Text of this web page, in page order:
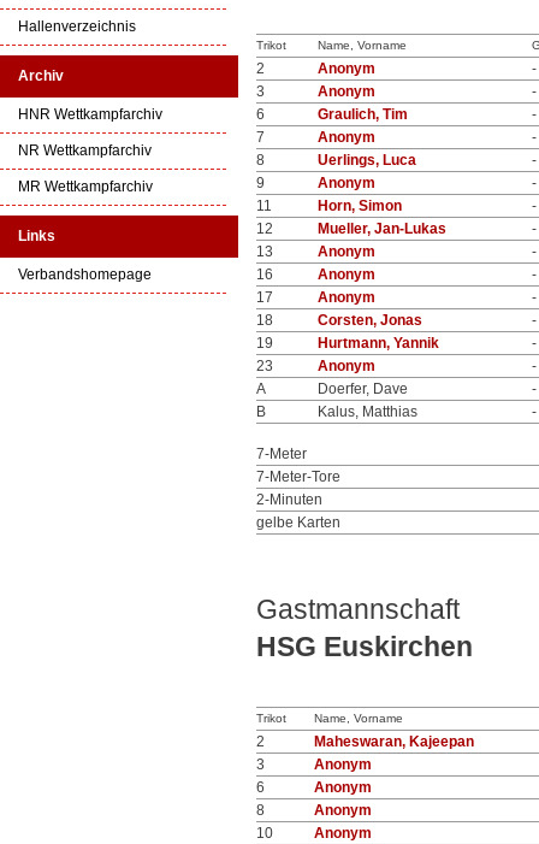
Hallenverzeichnis
Archiv
HNR Wettkampfarchiv
NR Wettkampfarchiv
MR Wettkampfarchiv
Links
Verbandshomepage
Trikot Name, Vorname
2 Anonym
-
3
Anonym
-
6
Graulich, Tim
-
7
Anonym
-
8
Uerlings, Luca
-
9
Anonym
-
11
Horn, Simon
-
12
Mueller, Jan-Lukas
-
13
Anonym
-
16
Anonym
-
17
Anonym
-
18
Corsten, Jonas
-
19
Hurtmann, Yannik
-
23
Anonym
-
A
Doerfer, Dave
-
B
Kalus, Matthias -
7-Meter
7-Meter-Tore
2-Minuten
gelbe Karten
Gastmannschaft
HSG Euskirchen
Trikot Name, Vorname
2
Maheswaran, Kajeepan
3
Anonym
6
Anonym
8
Anonym
10
Anonym